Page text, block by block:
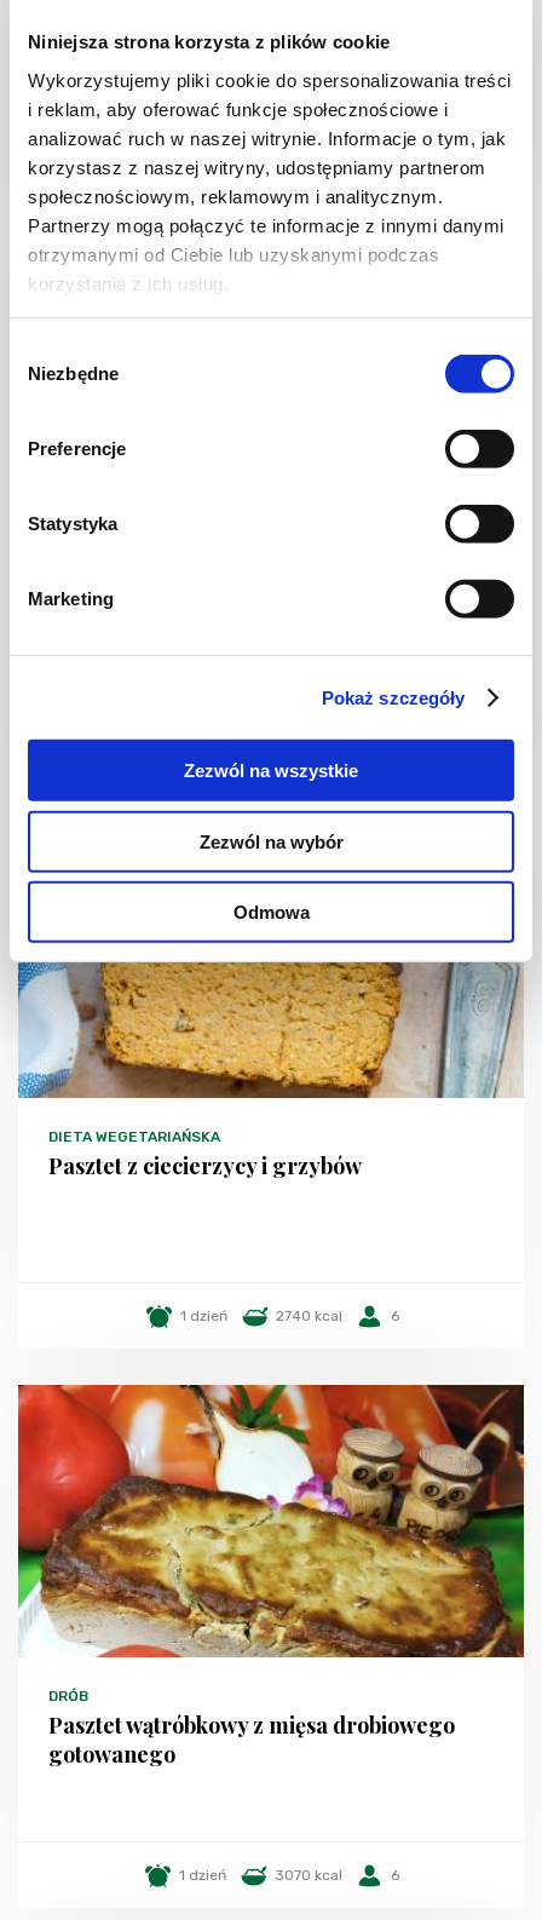
Niniejsza strona korzysta z plików cookie
Wykorzystujemy pliki cookie do spersonalizowania treści
i reklam, aby oferować funkcje społecznościowe i
analizować ruch w naszej witrynie. Informacje o tym, jak
korzystasz z naszej witryny, udostępniamy partnerom
społecznościowym, reklamowym i analitycznym.
Partnerzy mogą połączyć te informacje z innymi danymi
otrzymanymi od Ciebie lub uzyskanymi podczas
korzystania z ich usług.
zgody
Niezbędne
Preferencje
Statystyka
Marketing
Pokaż szczegóły
Zezwól na wszystkie
Zezwól na wybór
Odmowa
3 godz. 7032 kcal 16
Świąteczny pasztet warzywny z soczewicy i
DIETA WEGETARIAŃSKA
Pasztet z ciecierzycy i grzybów
1 dzień 2740 kcal 6
DRÓB
Pasztet wątróbkowy z mięsa drobiowego
gotowanego
1 dzień 3070 kcal 6